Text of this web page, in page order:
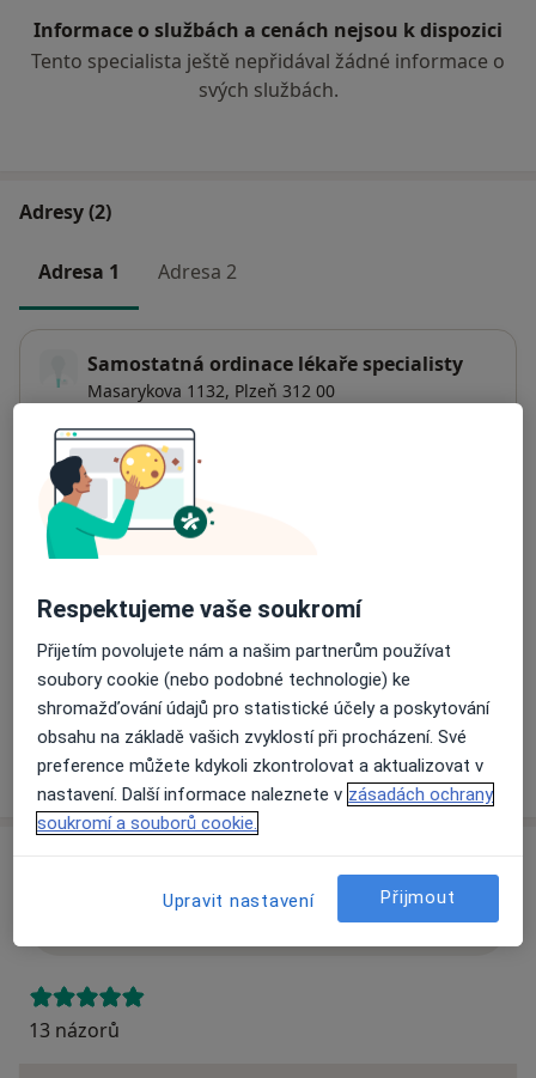
Informace o službách a cenách nejsou k dispozici
Tento specialista ještě nepřidával žádné informace o
svých službách.
Adresy (2)
Adresa 1 Adresa 2
Samostatná ordinace lékaře specialisty
Masarykova 1132, Plzeň 312 00
Dostupnost
Na této adrese online kalendář není aktivní
Způsoby platby (soukromé návštěvy)
Na teto adrese lékař přijímá pacienty na pojišťovnu
Detaily
Více
o adrese
Přidejte svůj názor
13 názorů
Respektujeme vaše soukromí
Přijetím povolujete nám a našim partnerům používat
soubory cookie (nebo podobné technologie) ke
shromažďování údajů pro statistické účely a poskytování
obsahu na základě vašich zvyklostí při procházení. Své
preference můžete kdykoli zkontrolovat a aktualizovat v
nastavení. Další informace naleznete v zásadách ochrany
soukromí a souborů cookie.
Upravit nastavení Přijmout